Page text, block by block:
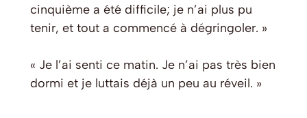
cinquième a été difficile; je n’ai plus pu
tenir, et tout a commencé à dégringoler. »
« Je l’ai senti ce matin. Je n’ai pas très bien
dormi et je luttais déjà un peu au réveil. »